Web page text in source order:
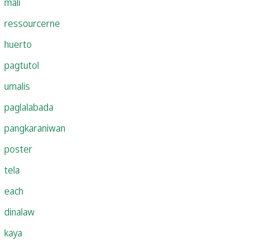
ressourcerne
huerto
pagtutol
umalis
paglalabada
pangkaraniwan
poster
tela
each
dinalaw
kaya